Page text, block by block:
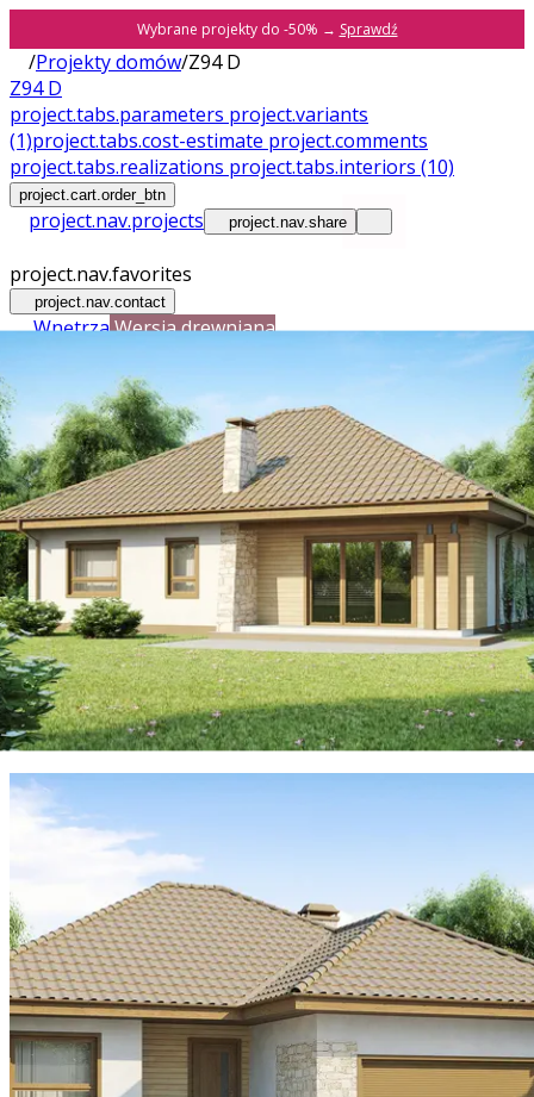
Wybrane projekty do -50% → Sprawdź
/Projekty domów/Z94 D
Z94 D
project.tabs.parameters project.variants
(1)project.tabs.cost-estimate project.comments
project.tabs.realizations project.tabs.interiors (10)
project.cart.order_btn
project.nav.projects project.nav.share
project.nav.favorites
project.nav.contact
WnętrzaWersja drewniana